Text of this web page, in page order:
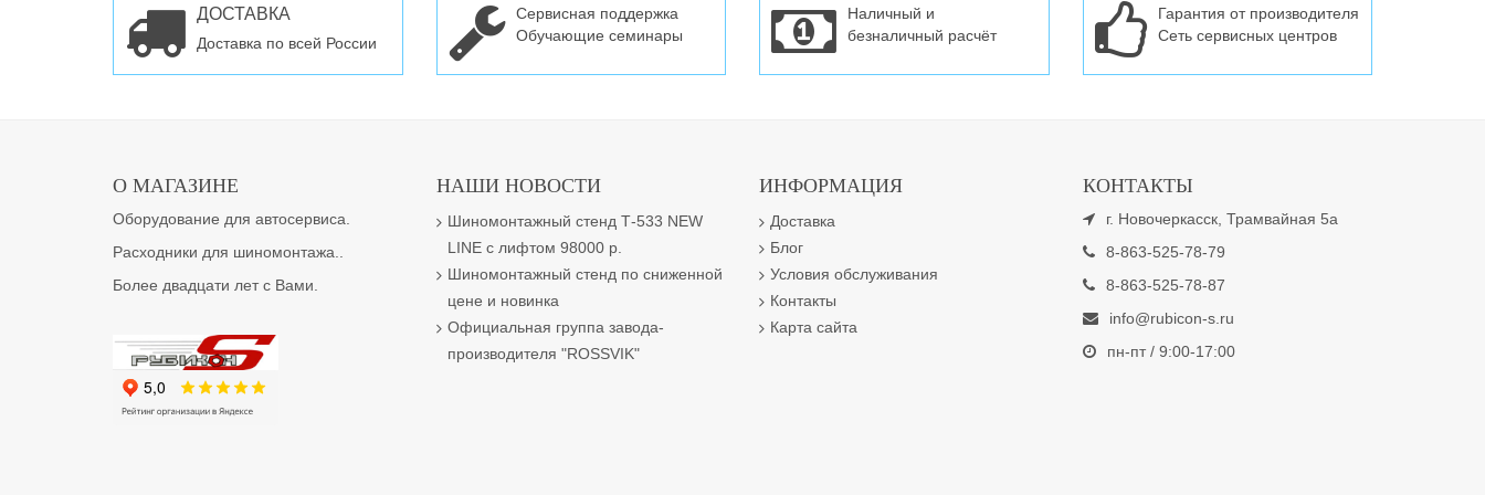
ДОСТАВКА
Доставка по всей России
Сервисная поддержка
Обучающие семинары
Наличный и
безналичный расчёт
Гарантия от производителя
Сеть сервисных центров
О МАГАЗИНЕ
Оборудование для автосервиса.
Расходники для шиномонтажа..
Более двадцати лет с Вами.
НАШИ НОВОСТИ
Шиномонтажный стенд Т-533 NEW
LINE с лифтом 98000 р.
Шиномонтажный стенд по сниженной
цене и новинка
Официальная группа завода-
производителя "ROSSVIK"
ИНФОРМАЦИЯ
Доставка
Блог
Условия обслуживания
Контакты
Карта сайта
КОНТАКТЫ
г. Новочеркасск, Трамвайная 5а
8-863-525-78-79
8-863-525-78-87
info@rubicon-s.ru
пн-пт / 9:00-17:00